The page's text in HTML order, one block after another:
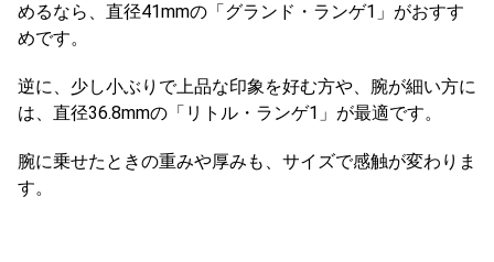
めるなら、直径41mmの「グランド・ランゲ1」がおすす
めです。
逆に、少し小ぶりで上品な印象を好む方や、腕が細い方に
は、直径36.8mmの「リトル・ランゲ1」が最適です。
腕に乗せたときの重みや厚みも、サイズで感触が変わりま
す。